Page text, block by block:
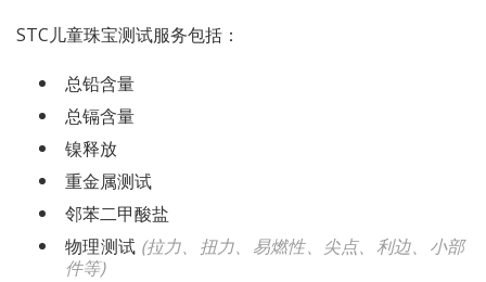
STC儿童珠宝测试服务包括：
总铅含量
总镉含量
镍释放
重金属测试
邻苯二甲酸盐
物理测试 (拉力、扭力、易燃性、尖点、利边、小部
件等)